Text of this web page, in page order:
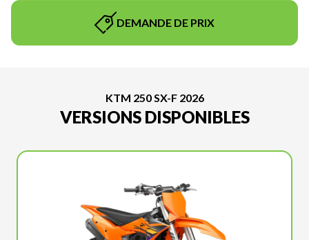
DEMANDE DE PRIX
KTM 250 SX-F 2026
VERSIONS DISPONIBLES